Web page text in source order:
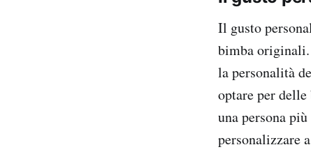
Il gusto
bimba
la personalità
optare per
una persona
personalizzare